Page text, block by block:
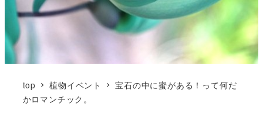
top 植物イベント
宝石の中に蜜がある！って何だ
かロマンチック。